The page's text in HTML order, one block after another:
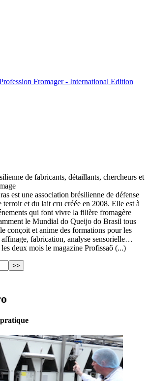
de fabricants, détaillants, chercheurs et
est une association brésilienne de défense
terroir et du lait cru créée en 2008. Elle est à
qui font vivre la filière fromagère
le Mundial do Queijo do Brasil tous
conçoit et anime des formations pour les
affinage, fabrication, analyse sensorielle…
deux mois le magazine Profissaõ (...)